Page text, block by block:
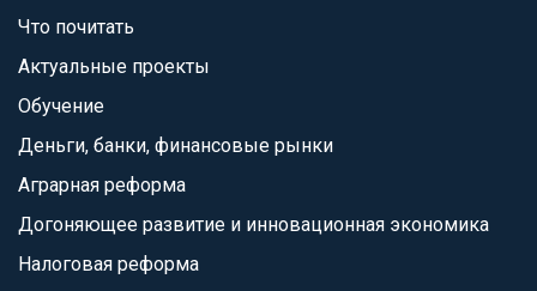
Что почитать
Актуальные проекты
Обучение
Деньги, банки, финансовые рынки
Аграрная реформа
Догоняющее развитие и инновационная экономика
Налоговая реформа